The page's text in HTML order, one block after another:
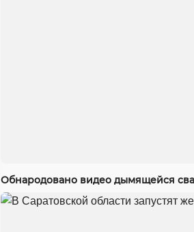
Обнародовано видео дымящейся